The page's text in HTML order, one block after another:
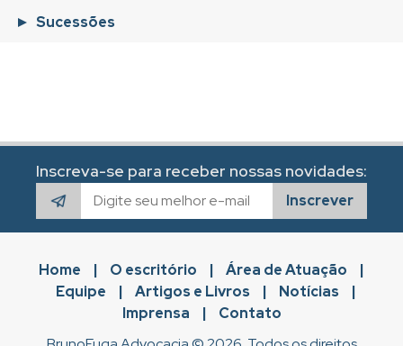
Sucessões
Inscreva-se para receber nossas novidades:
Inscrever
Home | O escritório | Área de Atuação
|
Equipe
| Artigos e Livros | Notícias
|
Imprensa
|
Contato